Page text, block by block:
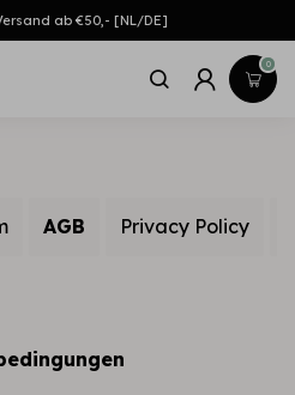
ab €50,- [NL/DE]
0
AGB Privacy Policy